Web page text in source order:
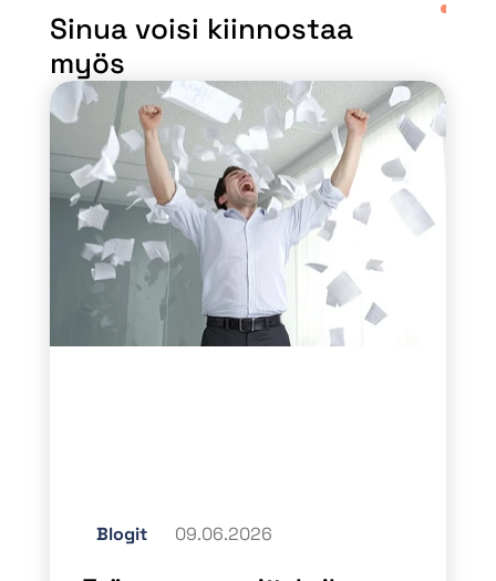
Sinua voisi kiinnostaa
myös
Blogit 09.06.2026